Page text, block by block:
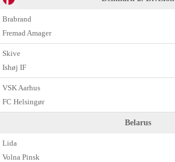
Brabrand
Fremad Amager
Skive
Ishøj IF
VSK Aarhus
FC Helsingør
Belarus
Lida
Volna Pinsk